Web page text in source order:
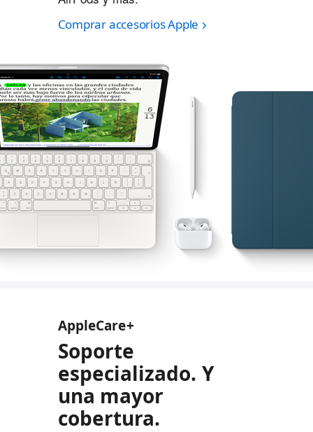
Comprar accesorios Apple
AppleCare+
Soporte
especializado. Y
una mayor
cobertura.